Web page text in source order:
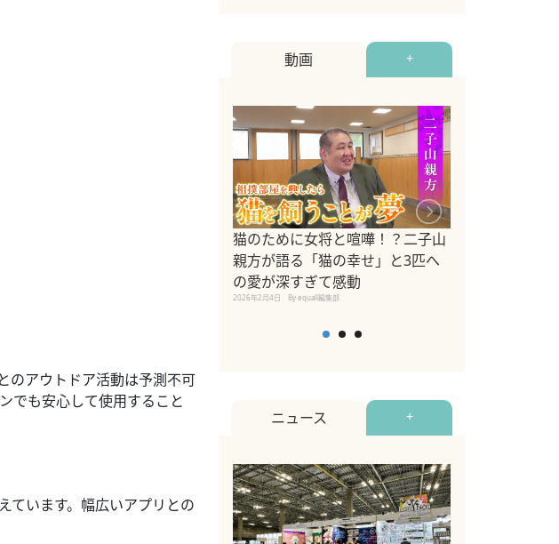
のアウトドア活動は予測不可
でも安心して使用すること
ています。幅広いアプリとの
動画 +
猫のために女将と喧嘩！？二子山
親方が語る「猫の幸せ」と3匹へ
の愛が深すぎて感動
2026年2月4日 By equall編集部
ニュース +